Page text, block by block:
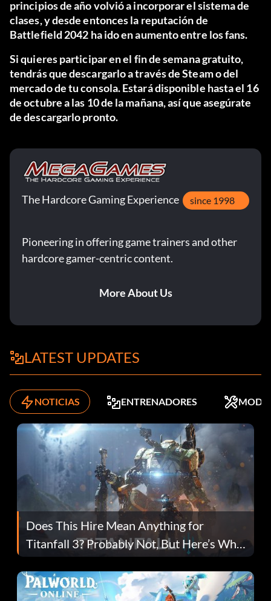
principios de año volvió a incorporar el sistema de
clases, y desde entonces la reputación de
Battlefield 2042 ha ido en aumento entre los fans.
Si quieres participar en el fin de semana gratuito,
tendrás que descargarlo a través de Steam o del
mercado de tu consola. Estará disponible hasta el 16
de octubre a las 10 de la mañana, así que asegúrate
de descargarlo pronto.
The Hardcore Gaming Experience since 1998
Pioneering in offering game trainers and other
hardcore gamer-centric content.
More About Us
LATEST UPDATES
NOTICIAS ENTRENADORES MODS
Does This Hire Mean Anything for
Titanfall 3? Probably Not, But Here’s Why
Fans Are Hopeful